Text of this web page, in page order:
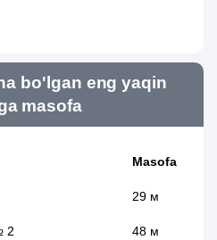
bo'lgan eng yaqin
masofa
Masofa
29 м
2 48 м